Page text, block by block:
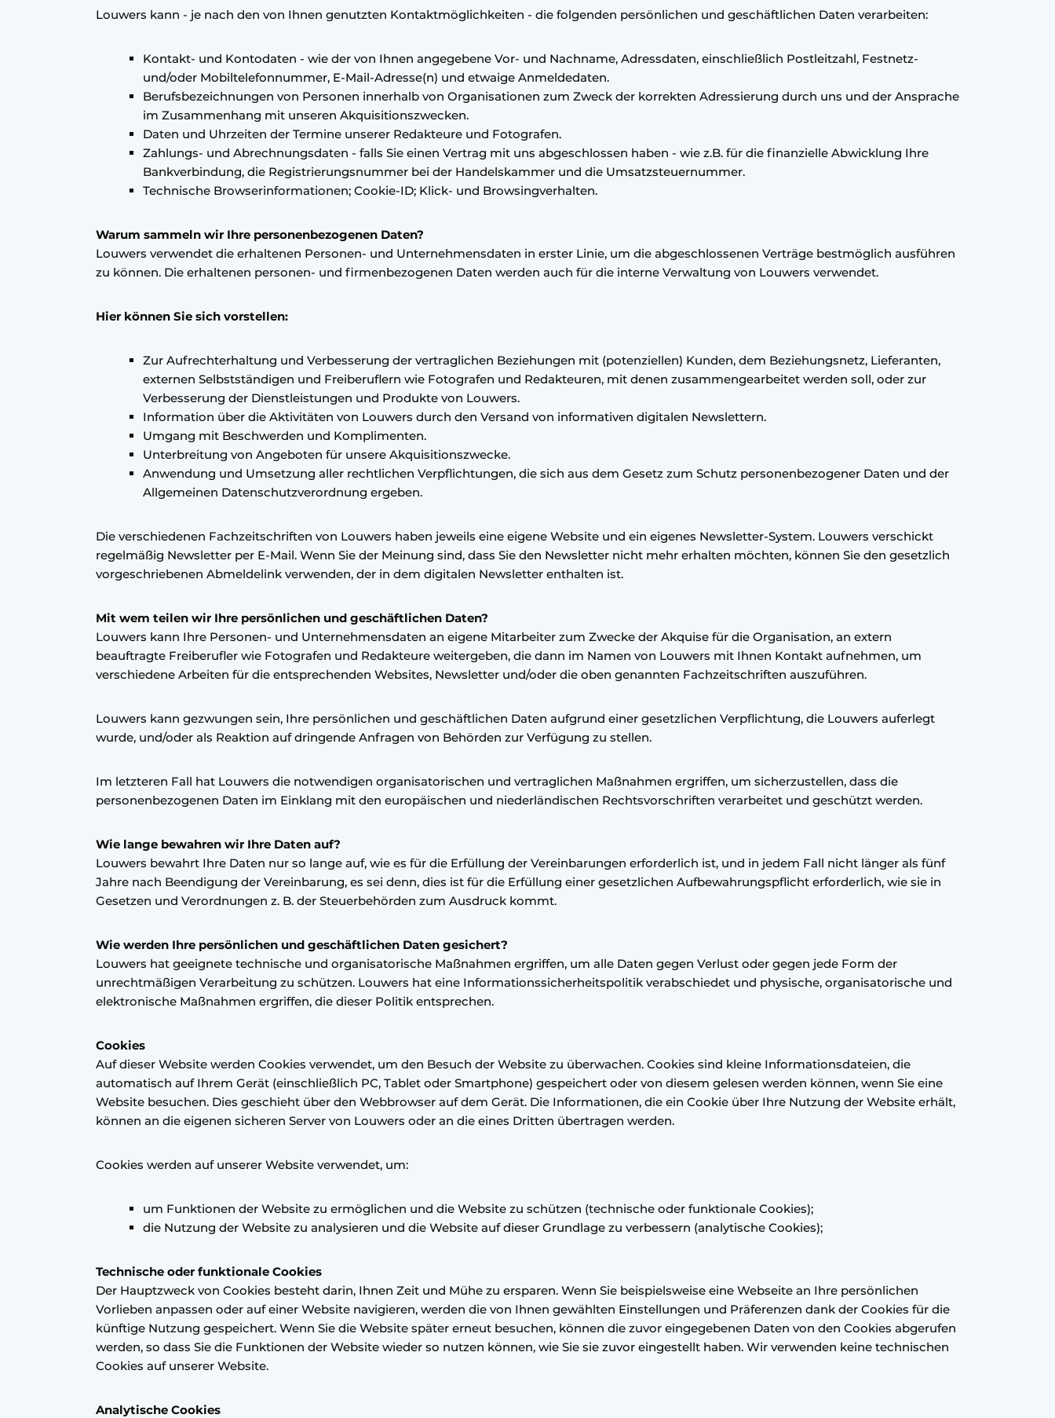
Louwers kann - je nach den von Ihnen genutzten Kontaktmöglichkeiten - die folgenden persönlichen und geschäftlichen Daten verarbeiten:
Kontakt- und Kontodaten - wie der von Ihnen angegebene Vor- und Nachname, Adressdaten, einschließlich Postleitzahl, Festnetz-
und/oder Mobiltelefonnummer, E-Mail-Adresse(n) und etwaige Anmeldedaten.
Berufsbezeichnungen von Personen innerhalb von Organisationen zum Zweck der korrekten Adressierung durch uns und der Ansprache
im Zusammenhang mit unseren Akquisitionszwecken.
Daten und Uhrzeiten der Termine unserer Redakteure und Fotografen.
Zahlungs- und Abrechnungsdaten - falls Sie einen Vertrag mit uns abgeschlossen haben - wie z.B. für die finanzielle Abwicklung Ihre
Bankverbindung, die Registrierungsnummer bei der Handelskammer und die Umsatzsteuernummer.
Technische Browserinformationen; Cookie-ID; Klick- und Browsingverhalten.
Warum sammeln wir Ihre personenbezogenen Daten?
Louwers verwendet die erhaltenen Personen- und Unternehmensdaten in erster Linie, um die abgeschlossenen Verträge bestmöglich ausführen
zu können. Die erhaltenen personen- und firmenbezogenen Daten werden auch für die interne Verwaltung von Louwers verwendet.
Hier können Sie sich vorstellen:
Zur Aufrechterhaltung und Verbesserung der vertraglichen Beziehungen mit (potenziellen) Kunden, dem Beziehungsnetz, Lieferanten,
externen Selbstständigen und Freiberuflern wie Fotografen und Redakteuren, mit denen zusammengearbeitet werden soll, oder zur
Verbesserung der Dienstleistungen und Produkte von Louwers.
Information über die Aktivitäten von Louwers durch den Versand von informativen digitalen Newslettern.
Umgang mit Beschwerden und Komplimenten.
Unterbreitung von Angeboten für unsere Akquisitionszwecke.
Anwendung und Umsetzung aller rechtlichen Verpflichtungen, die sich aus dem Gesetz zum Schutz personenbezogener Daten und der
Allgemeinen Datenschutzverordnung ergeben.
Die verschiedenen Fachzeitschriften von Louwers haben jeweils eine eigene Website und ein eigenes Newsletter-System. Louwers verschickt
regelmäßig Newsletter per E-Mail. Wenn Sie der Meinung sind, dass Sie den Newsletter nicht mehr erhalten möchten, können Sie den gesetzlich
vorgeschriebenen Abmeldelink verwenden, der in dem digitalen Newsletter enthalten ist.
Mit wem teilen wir Ihre persönlichen und geschäftlichen Daten?
Louwers kann Ihre Personen- und Unternehmensdaten an eigene Mitarbeiter zum Zwecke der Akquise für die Organisation, an extern
beauftragte Freiberufler wie Fotografen und Redakteure weitergeben, die dann im Namen von Louwers mit Ihnen Kontakt aufnehmen, um
verschiedene Arbeiten für die entsprechenden Websites, Newsletter und/oder die oben genannten Fachzeitschriften auszuführen.
Louwers kann gezwungen sein, Ihre persönlichen und geschäftlichen Daten aufgrund einer gesetzlichen Verpflichtung, die Louwers auferlegt
wurde, und/oder als Reaktion auf dringende Anfragen von Behörden zur Verfügung zu stellen.
Im letzteren Fall hat Louwers die notwendigen organisatorischen und vertraglichen Maßnahmen ergriffen, um sicherzustellen, dass die
personenbezogenen Daten im Einklang mit den europäischen und niederländischen Rechtsvorschriften verarbeitet und geschützt werden.
Wie lange bewahren wir Ihre Daten auf?
Louwers bewahrt Ihre Daten nur so lange auf, wie es für die Erfüllung der Vereinbarungen erforderlich ist, und in jedem Fall nicht länger als fünf
Jahre nach Beendigung der Vereinbarung, es sei denn, dies ist für die Erfüllung einer gesetzlichen Aufbewahrungspflicht erforderlich, wie sie in
Gesetzen und Verordnungen z. B. der Steuerbehörden zum Ausdruck kommt.
Wie werden Ihre persönlichen und geschäftlichen Daten gesichert?
Louwers hat geeignete technische und organisatorische Maßnahmen ergriffen, um alle Daten gegen Verlust oder gegen jede Form der
unrechtmäßigen Verarbeitung zu schützen. Louwers hat eine Informationssicherheitspolitik verabschiedet und physische, organisatorische und
elektronische Maßnahmen ergriffen, die dieser Politik entsprechen.
Cookies
Auf dieser Website werden Cookies verwendet, um den Besuch der Website zu überwachen. Cookies sind kleine Informationsdateien, die
automatisch auf Ihrem Gerät (einschließlich PC, Tablet oder Smartphone) gespeichert oder von diesem gelesen werden können, wenn Sie eine
Website besuchen. Dies geschieht über den Webbrowser auf dem Gerät. Die Informationen, die ein Cookie über Ihre Nutzung der Website erhält,
können an die eigenen sicheren Server von Louwers oder an die eines Dritten übertragen werden.
Cookies werden auf unserer Website verwendet, um:
um Funktionen der Website zu ermöglichen und die Website zu schützen (technische oder funktionale Cookies);
die Nutzung der Website zu analysieren und die Website auf dieser Grundlage zu verbessern (analytische Cookies);
Technische oder funktionale Cookies
Der Hauptzweck von Cookies besteht darin, Ihnen Zeit und Mühe zu ersparen. Wenn Sie beispielsweise eine Webseite an Ihre persönlichen
Vorlieben anpassen oder auf einer Website navigieren, werden die von Ihnen gewählten Einstellungen und Präferenzen dank der Cookies für die
künftige Nutzung gespeichert. Wenn Sie die Website später erneut besuchen, können die zuvor eingegebenen Daten von den Cookies abgerufen
werden, so dass Sie die Funktionen der Website wieder so nutzen können, wie Sie sie zuvor eingestellt haben. Wir verwenden keine technischen
Cookies auf unserer Website.
Analytische Cookies